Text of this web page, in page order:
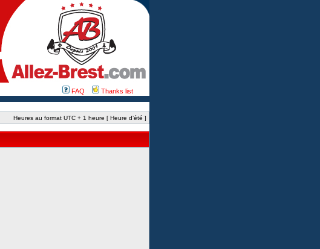
FAQ Thanks list
Heures au format UTC + 1 heure [ Heure d’été ]